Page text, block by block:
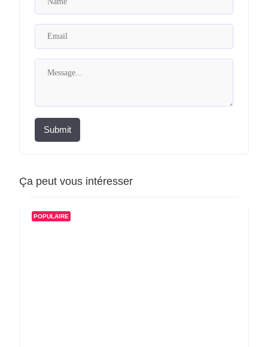
Submit
Ça peut vous intéresser
POPULAIRE